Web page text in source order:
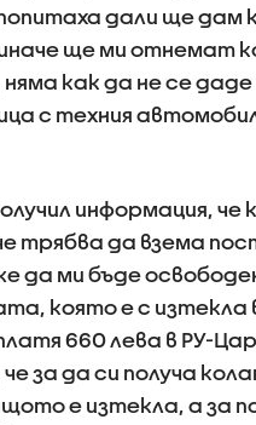
дали ще дам
ще ми отнемат
как да не се даде
с техния
информация, че
трябва да взема
да ми бъде
която е с изтекла
660 лева в РУ-
за да си получа
е изтекла, а за